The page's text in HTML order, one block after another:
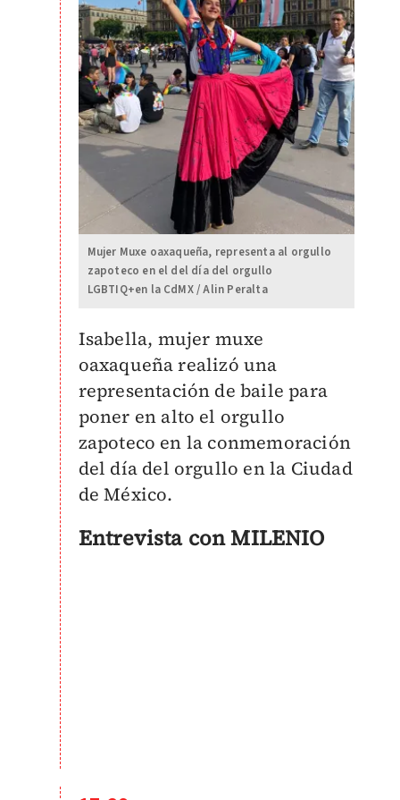
Mujer Muxe oaxaqueña, representa al orgullo
zapoteco en el del día del orgullo
LGBTIQ+en la CdMX / Alin Peralta
Isabella, mujer muxe
oaxaqueña realizó una
representación de baile para
poner en alto el orgullo
zapoteco en la conmemoración
del día del orgullo en la Ciudad
de México.
Entrevista con MILENIO